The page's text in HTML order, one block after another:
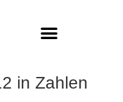
in Zahlen